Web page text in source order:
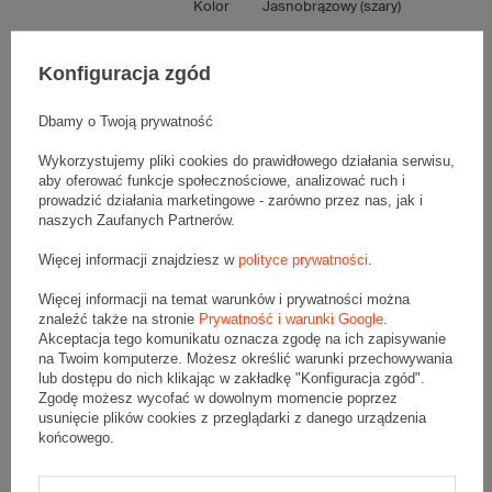
Kolor Jasnobrązowy (szary)
Tektura 5-warstwowa
Składanie Ręczne
Numer FEFCO F0201
Opis produktu
Wymiary zewnętrzne: 400x350x250mm (długość x szerokość x
Konfiguracja zgód
Dbamy o Twoją prywatność
Wykorzystujemy pliki cookies do prawidłowego działania serwisu,
aby oferować funkcje społecznościowe, analizować ruch i
prowadzić działania marketingowe - zarówno przez nas, jak i
naszych Zaufanych Partnerów.
Więcej informacji znajdziesz w polityce prywatności.
Więcej informacji na temat warunków i prywatności można
znaleźć także na stronie Prywatność i warunki Google.
Akceptacja tego komunikatu oznacza zgodę na ich zapisywanie
na Twoim komputerze. Możesz określić warunki przechowywania
lub dostępu do nich klikając w zakładkę "Konfiguracja zgód".
Zgodę możesz wycofać w dowolnym momencie poprzez
usunięcie plików cookies z przeglądarki z danego urządzenia
końcowego.